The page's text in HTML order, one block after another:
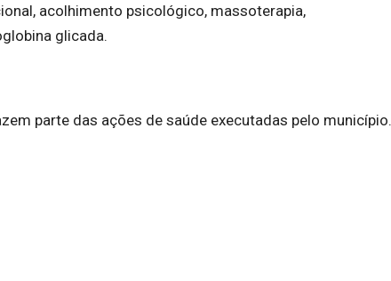
acolhimento psicológico, massoterapia,
glicada.
parte das ações de saúde executadas pelo município.